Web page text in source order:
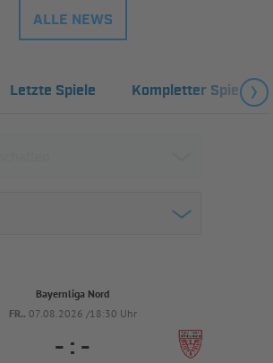
ALLE NEWS
Letzte Spiele Kompletter Spielplan
Bayernliga Nord
FR.. 07.08.2026 /18:30 Uhr
- : -